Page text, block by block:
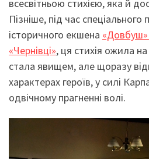
всесвітньою стихією, яка й
Пізніше, під час спеціального
історичного екшена «Довбуш»
«Чернівці», ця стихія ожила
стала явищем, але щоразу
характерах героїв, у силі
одвічному прагненні волі.